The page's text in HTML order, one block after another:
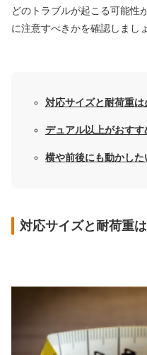
どのトラブルが起こる可能性
に注意すべきかを確認しまし
対応サイズと耐荷重は
デュアル以上がおす
横や前後にも動かし
対応サイズと耐荷重